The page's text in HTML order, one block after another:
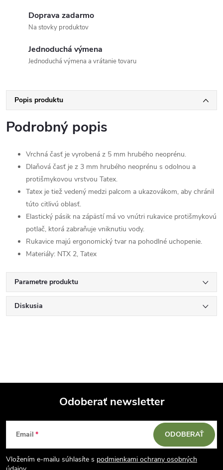
Doprava zadarmo
Na stovky produktov
Jednoduchá výmena
Jednoduchá výmena a vrátanie tovaru
Popis produktu
Podrobný popis
Vrchná časť je vyrobená z 5 mm hrubého neoprénu.
Dlaňová časť je z 3 mm hrubého neoprénu s odolnou a
protišmykovou vrstvou Tatex.
Tatex je tiež vedený medzi palcom a ukazovákom, aby chránil
túto citlivú oblasť.
Elastický pásik na zápästí má vo vnútri rukavice protišmykovú
potlač, ktorá zabraňuje vniknutiu vody.
Rukavice majú ergonomický tvar na pohodlné uchopenie.
Materiály: NTX 2, Tatex
Parametre produktu
Diskusia
Z
á
Odoberať newsletter
Email
Vložením e-mailu súhlasíte s podmienkami ochrany osobných
ODOBERAŤ